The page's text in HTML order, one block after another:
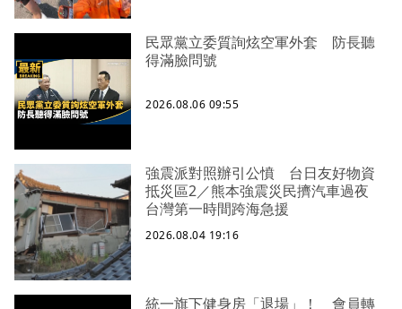
民眾黨立委質詢炫空軍外套 防長聽
得滿臉問號
2026.08.06 09:55
強震派對照辦引公憤 台日友好物資
抵災區2／熊本強震災民擠汽車過夜
台灣第一時間跨海急援
2026.08.04 19:16
統一旗下健身房「退場」！ 會員轉